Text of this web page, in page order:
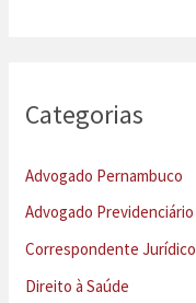
Categorias
Advogado Pernambuco
Advogado Previdenciário
Correspondente Jurídico
Direito à Saúde